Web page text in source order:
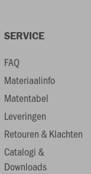
SERVICE
FAQ
Materiaalinfo
Matentabel
Leveringen
Retouren & Klachten
Catalogi &
Downloads